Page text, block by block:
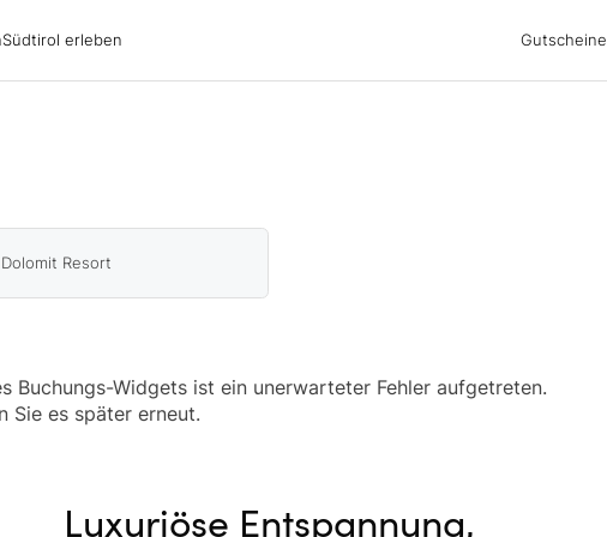
Südtirol erleben Gutscheine
Resort
Buchungs-Widgets ist ein unerwarteter Fehler aufgetreten.
Sie es später erneut.
Luxuriöse Entspannung,